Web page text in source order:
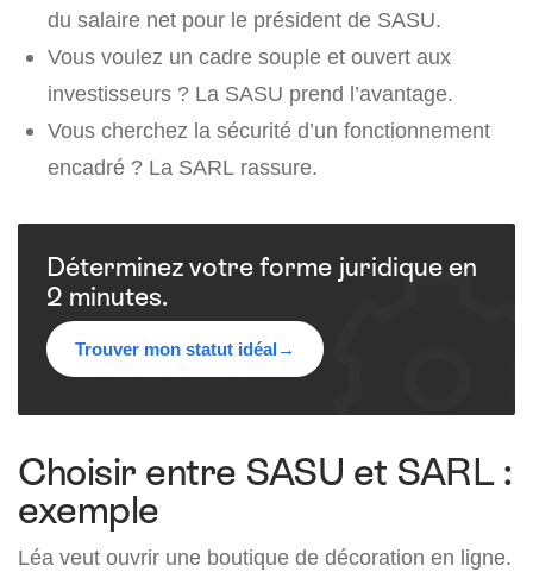
du salaire net pour le président de SASU.
Vous voulez un cadre souple et ouvert aux
investisseurs ? La SASU prend l’avantage.
Vous cherchez la sécurité d’un fonctionnement
encadré ? La SARL rassure.
Déterminez votre forme juridique en
2 minutes.
Trouver mon statut idéal→
Choisir entre SASU et SARL :
exemple
Léa veut ouvrir une boutique de décoration en ligne.